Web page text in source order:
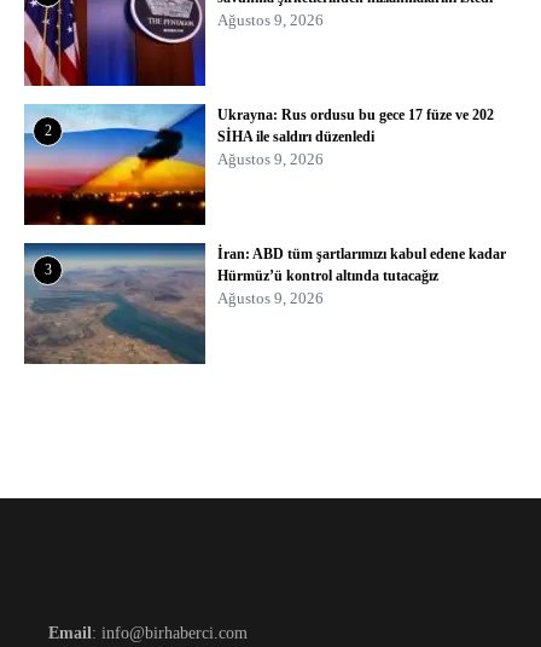
Ağustos 9, 2026
2
Ukrayna: Rus ordusu bu gece 17 füze ve 202
SİHA ile saldırı düzenledi
Ağustos 9, 2026
3
İran: ABD tüm şartlarımızı kabul edene kadar
Hürmüz’ü kontrol altında tutacağız
Ağustos 9, 2026
Email : info@birhaberci.com